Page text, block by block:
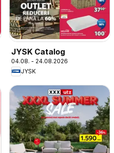
JYSK Catalog
04.08. - 24.08.2026
JYSK